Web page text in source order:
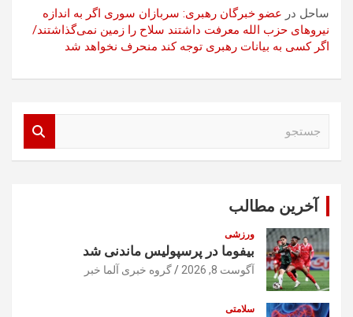
ساحل در عضو خبرگان رهبری: سربازان سوری اگر به اندازه
نیروهای حزب الله معرفت داشتند سلاح را زمین نمی‌گذاشتند/
اگر کسی به بیانات رهبری توجه کند منحرف نخواهد شد
آخرین مطالب
ورزشی
بیفوما در پرسپولیس ماندنی شد
آگوست 8, 2026 گروه خبری آلما خبر
سلامتی